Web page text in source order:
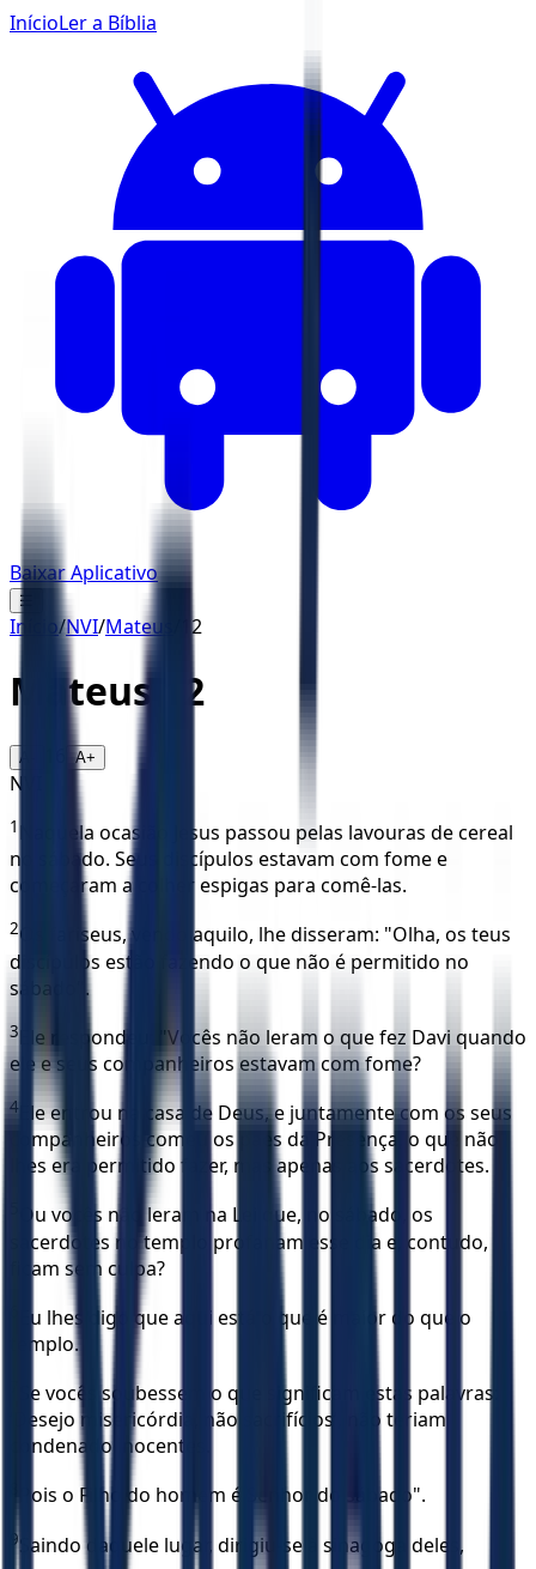
InícioLer a Bíblia
Baixar Aplicativo
☰
Início/NVI/Mateus 12
Mateus 12
A- A+
NVI
1
Naquela ocasião Jesus passou pelas lavouras de cereal
no sábado. Seus discípulos estavam com fome e
começaram a colher espigas para comê-las.
2Os fariseus, vendo aquilo, lhe disseram: "Olha, os teus
discípulos estão fazendo o que não é permitido no
sábado".
3
Ele respondeu: "Vocês não leram o que fez Davi quando
ele e seus companheiros estavam com fome?
4 Ele entrou na casa de Deus, e juntamente com os seus
companheiros comeu os pães da Presença, o que não
lhes era permitido fazer, mas apenas aos sacerdotes.
Ou vocês não leram na Lei que, no sábado, os
sacerdotes no templo profanam esse dia e, contudo,
ficam sem culpa?
Eu lhes digo que aqui está o que é maior do que o
templo.
Se vocês soubessem o que significam estas palavras:
‘Desejo misericórdia, não sacrifícios’, não teriam
condenado inocentes.
Pois o Filho do homem é Senhor do sábado".
9 Saindo daquele lugar, dirigiu-se à sinagoga deles,